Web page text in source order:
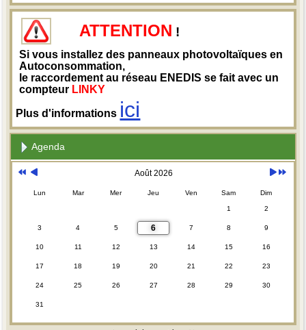
ATTENTION !
Si vous installez des panneaux photovoltaïques en
Autoconsommation,
le raccordement au réseau ENEDIS se fait avec un
compteur LINKY
Plus d'informations ici
Agenda
Août 2026
Lun Mar Mer Jeu Ven Sam Dim
1 2
3 4 5 6 7 8 9
10 11 12 13 14 15 16
17 18 19 20 21 22 23
24 25 26 27 28 29 30
31